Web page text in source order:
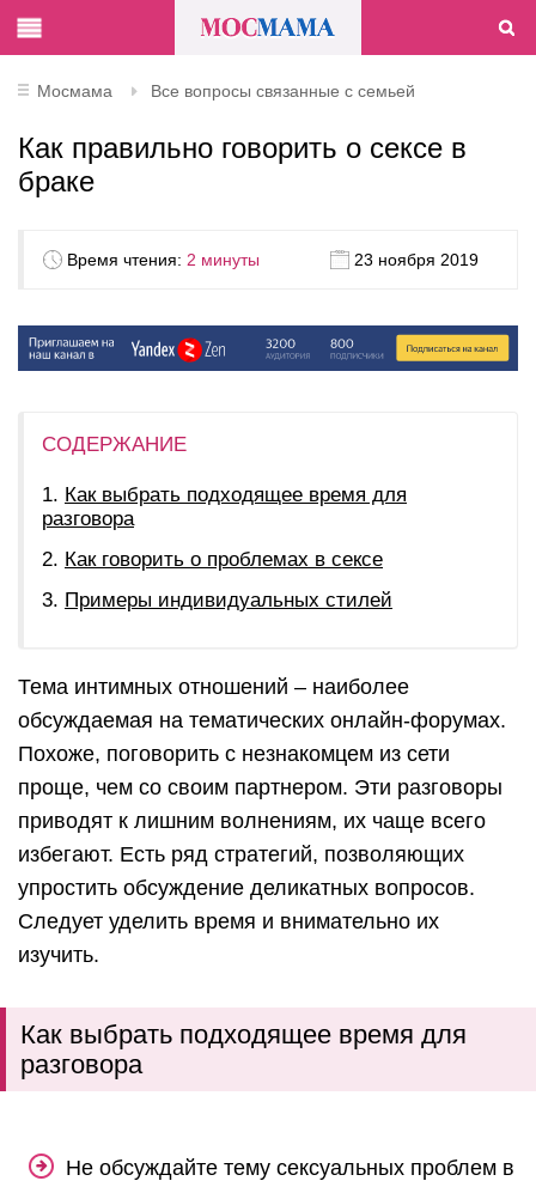
Мосмама Все вопросы связанные с семьей
Как правильно говорить о сексе в
браке
Время чтения: 2 минуты 23 ноября 2019
СОДЕРЖАНИЕ
Как выбрать подходящее время для
разговора
Как говорить о проблемах в сексе
Примеры индивидуальных стилей
Тема интимных отношений – наиболее
обсуждаемая на тематических онлайн-форумах.
Похоже, поговорить с незнакомцем из сети
проще, чем со своим партнером. Эти разговоры
приводят к лишним волнениям, их чаще всего
избегают. Есть ряд стратегий, позволяющих
упростить обсуждение деликатных вопросов.
Следует уделить время и внимательно их
изучить.
Как выбрать подходящее время для
разговора
Не обсуждайте тему сексуальных проблем в